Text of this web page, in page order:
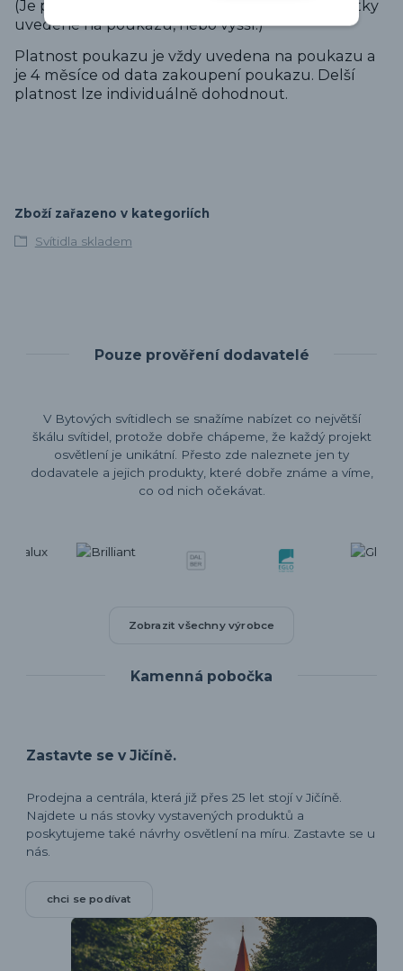
(Je potřeba uskutečnit objednávku ve výši částky
uvedené na poukazu, nebo vyšší.)
Platnost poukazu je vždy uvedena na poukazu a
je 4 měsíce od data zakoupení poukazu. Delší
platnost lze individuálně dohodnout.
Zboží zařazeno v kategoriích
Svítidla skladem
Pouze prověření dodavatelé
V Bytových svítidlech se snažíme nabízet co největší
škálu svítidel, protože dobře chápeme, že každý projekt
osvětlení je unikátní. Přesto zde naleznete jen ty
dodavatele a jejich produkty, které dobře známe a víme,
co od nich očekávat.
Zobrazit všechny výrobce
Kamenná pobočka
Zastavte se v Jičíně.
Prodejna a centrála, která již přes 25 let stojí v Jičíně.
Najdete u nás stovky vystavených produktů a
poskytujeme také návrhy osvětlení na míru. Zastavte se u
nás.
chci se podívat